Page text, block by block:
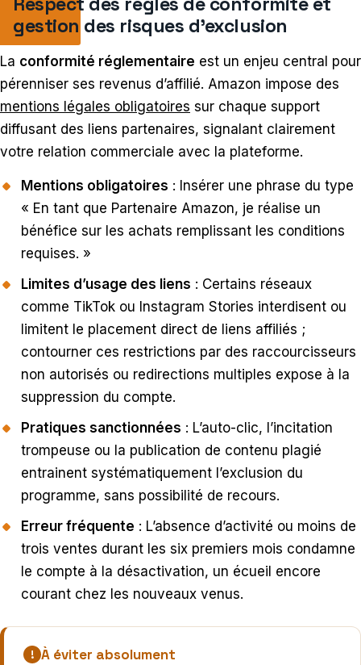
gestion des risques d’exclusion
La conformité réglementaire est un enjeu central pour
pérenniser ses revenus d’affilié. Amazon impose des
mentions légales obligatoires sur chaque support
diffusant des liens partenaires, signalant clairement
votre relation commerciale avec la plateforme.
Mentions obligatoires : Insérer une phrase du type
« En tant que Partenaire Amazon, je réalise un
bénéfice sur les achats remplissant les conditions
requises. »
Limites d’usage des liens : Certains réseaux
comme TikTok ou Instagram Stories interdisent ou
limitent le placement direct de liens affiliés ;
contourner ces restrictions par des raccourcisseurs
non autorisés ou redirections multiples expose à la
suppression du compte.
Pratiques sanctionnées : L’auto-clic, l’incitation
trompeuse ou la publication de contenu plagié
entrainent systématiquement l’exclusion du
programme, sans possibilité de recours.
Erreur fréquente : L’absence d’activité ou moins de
trois ventes durant les six premiers mois condamne
le compte à la désactivation, un écueil encore
courant chez les nouveaux venus.
À éviter absolument